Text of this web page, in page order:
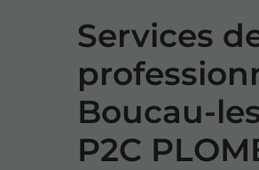
Services
Boucau-
P2C